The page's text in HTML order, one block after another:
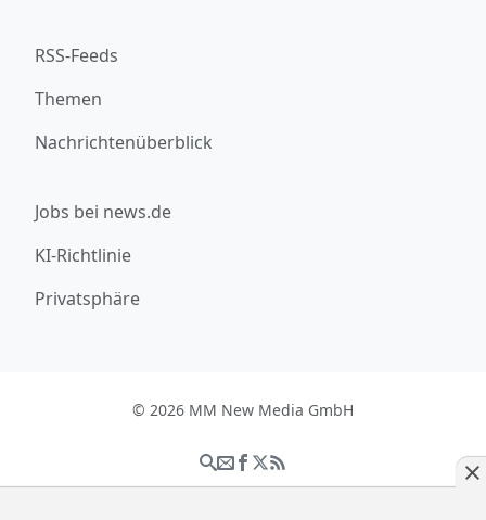
RSS-Feeds
Themen
Nachrichtenüberblick
Jobs bei news.de
KI-Richtlinie
Privatsphäre
© 2026 MM New Media GmbH